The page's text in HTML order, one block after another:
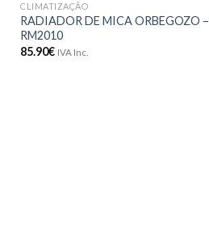
Adicionar
aos meus
CLIMATIZAÇÃO
RADIADOR DE MICA ORBEGOZO –
RM2010
85.90€ IVA Inc.